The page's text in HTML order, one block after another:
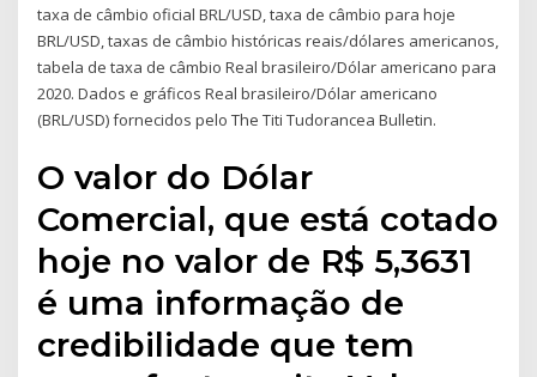
taxa de câmbio oficial BRL/USD, taxa de câmbio para hoje
BRL/USD, taxas de câmbio históricas reais/dólares americanos,
tabela de taxa de câmbio Real brasileiro/Dólar americano para
2020. Dados e gráficos Real brasileiro/Dólar americano
(BRL/USD) fornecidos pelo The Titi Tudorancea Bulletin.
O valor do Dólar
Comercial, que está cotado
hoje no valor de R$ 5,3631
é uma informação de
credibilidade que tem